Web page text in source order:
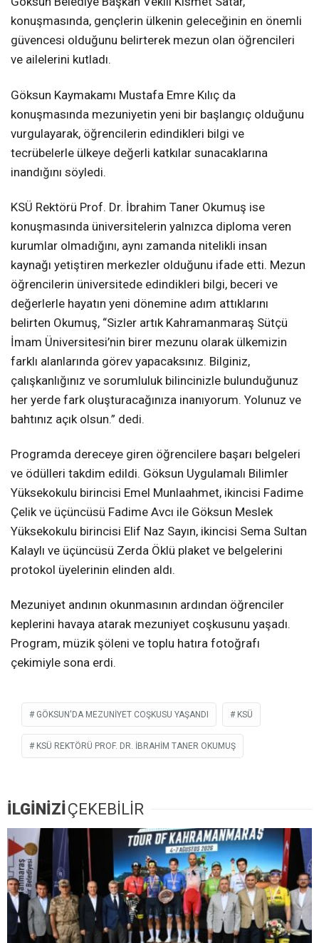
konuşmasında, gençlerin ülkenin geleceğinin en önemli
güvencesi olduğunu belirterek mezun olan öğrencileri
ve ailelerini kutladı.
Göksun Kaymakamı Mustafa Emre Kılıç da
konuşmasında mezuniyetin yeni bir başlangıç olduğunu
vurgulayarak, öğrencilerin edindikleri bilgi ve
tecrübelerle ülkeye değerli katkılar sunacaklarına
inandığını söyledi.
KSÜ Rektörü Prof. Dr. İbrahim Taner Okumuş ise
konuşmasında üniversitelerin yalnızca diploma veren
kurumlar olmadığını, aynı zamanda nitelikli insan
kaynağı yetiştiren merkezler olduğunu ifade etti. Mezun
öğrencilerin üniversitede edindikleri bilgi, beceri ve
değerlerle hayatın yeni dönemine adım attıklarını
belirten Okumuş, “Sizler artık Kahramanmaraş Sütçü
İmam Üniversitesi’nin birer mezunu olarak ülkemizin
farklı alanlarında görev yapacaksınız. Bilginiz,
çalışkanlığınız ve sorumluluk bilincinizle bulunduğunuz
her yerde fark oluşturacağınıza inanıyorum. Yolunuz ve
bahtınız açık olsun.” dedi.
Programda dereceye giren öğrencilere başarı belgeleri
ve ödülleri takdim edildi. Göksun Uygulamalı Bilimler
Yüksekokulu birincisi Emel Munlaahmet, ikincisi Fadime
Çelik ve üçüncüsü Fadime Avcı ile Göksun Meslek
Yüksekokulu birincisi Elif Naz Sayın, ikincisi Sema Sultan
Kalaylı ve üçüncüsü Zerda Öklü plaket ve belgelerini
protokol üyelerinin elinden aldı.
Mezuniyet andının okunmasının ardından öğrenciler
keplerini havaya atarak mezuniyet coşkusunu yaşadı.
Program, müzik şöleni ve toplu hatıra fotoğrafı
çekimiyle sona erdi.
GÖKSUN'DA MEZUNIYET COŞKUSU YAŞANDI KSÜ
KSÜ REKTÖRÜ PROF. DR. İBRAHIM TANER OKUMUŞ
İLGİNİZİÇEKEBİLİR